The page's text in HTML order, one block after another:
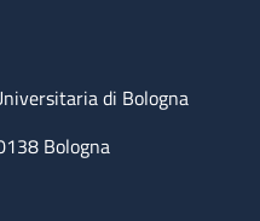
di Bologna
Bologna